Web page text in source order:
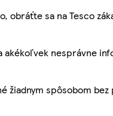
obráťte sa na Tesco
nesprávne
spôsobom